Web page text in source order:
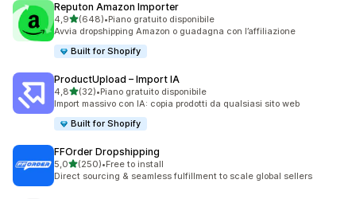
Reputon Amazon Importer
4,9stelle su 5
(648)
648 recensioni totali
•Piano gratuito disponibile
Avvia dropshipping Amazon o guadagna con l’affiliazione
Built for Shopify
ProductUpload – Import IA
4,8stelle su 5
(32)
32 recensioni totali
•Piano gratuito disponibile
Import massivo con IA: copia prodotti da qualsiasi sito web
Built for Shopify
FFOrder Dropshipping
5,0stelle su 5
(250)
250 recensioni totali
•Free to install
Direct sourcing & seamless fulfillment to scale global sellers